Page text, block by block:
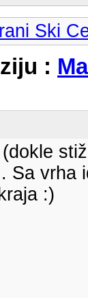
Ski
:
Sa vrha
:)